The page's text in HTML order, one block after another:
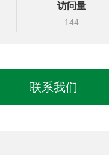
访问量
144
联系我们